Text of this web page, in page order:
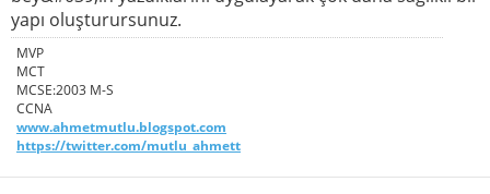
yapı oluşturursunuz.
MVP
MCT
MCSE:2003 M-S
CCNA
www.ahmetmutlu.blogspot.com
https://twitter.com/mutlu_ahmett